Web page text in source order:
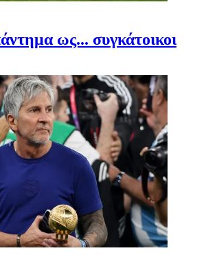
ως... συγκάτοικοι